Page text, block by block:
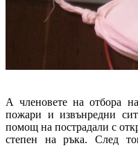
А членовете на отбора
пожари и извънредни
помощ на пострадали с
степен на ръка. След